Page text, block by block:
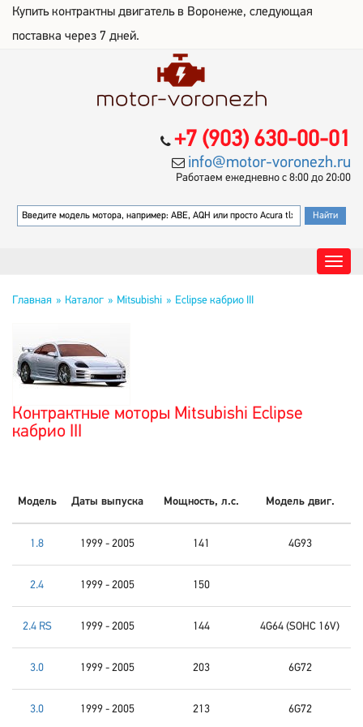
Купить контрактны двигатель в Воронеже, следующая
поставка через 7 дней.
+7 (903) 630-00-01
info@motor-voronezh.ru
Работаем ежедневно с 8:00 до 20:00
Главная Каталог Mitsubishi Eclipse кабрио III
Контрактные моторы Mitsubishi Eclipse
кабрио III
Модель Даты выпуска Мощность, л.с. Модель двиг.
1.8 1999 - 2005 141 4G93
2.4 1999 - 2005 150
2.4 RS 1999 - 2005 144 4G64 (SOHC 16V)
3.0 1999 - 2005 203 6G72
3.0 1999 - 2005 213 6G72